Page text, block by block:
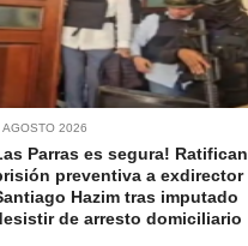
AGOSTO 2026
Parras es segura! Ratifican
preventiva a exdirector
Hazim tras imputado
de arresto domiciliario